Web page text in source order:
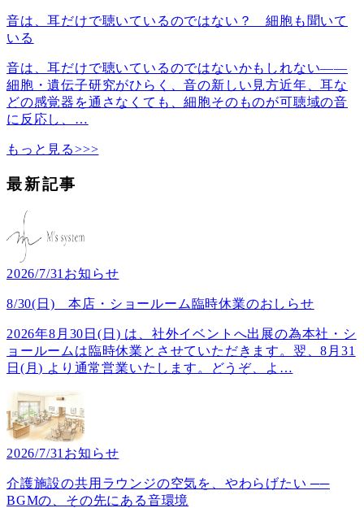
音は、耳だけで聴いているのではない？ 細胞も聞いて
いる
音は、耳だけで聴いているのではないかもしれない――
細胞・遺伝子研究がひらく、音の新しい見方近年、耳な
どの感覚器を通さなくても、細胞そのものが可聴域の音
に反応し、 …
もっと見る>>>
最新記事
2026/7/31 お知らせ
8/30(日) 本店・ショールーム臨時休業のおしらせ
2026年8月30日(日) は、社外イベントへ出展の為本社・シ
ョールームは臨時休業とさせていただきます。翌、8月31
日(月) より通常営業いたします。どうぞ、よ …
2026/7/31 お知らせ
介護施設の共用ラウンジの空気を、やわらげたい ──
BGMの、その先にある音環境